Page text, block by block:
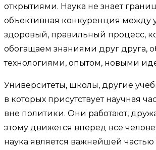
открытиями. Наука не знает
объективная конкуренция между
здоровый, правильный процесс,
обогащаем знаниями друг друга,
технологиями, опытом, новыми
Университеты, школы, другие
в которых присутствует научная
вне политики. Они работают,
этому движется вперед все
наука является важнейшей частью